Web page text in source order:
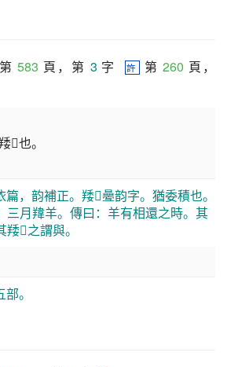
583 頁，第 3 字 許 第 260 頁，
𦎸也。
，韵補正。䍴𦎸㬪韵字。猶委積也。
三月䍷羊。傳曰：羊有相還之時。其
𦎸之謂與。
。